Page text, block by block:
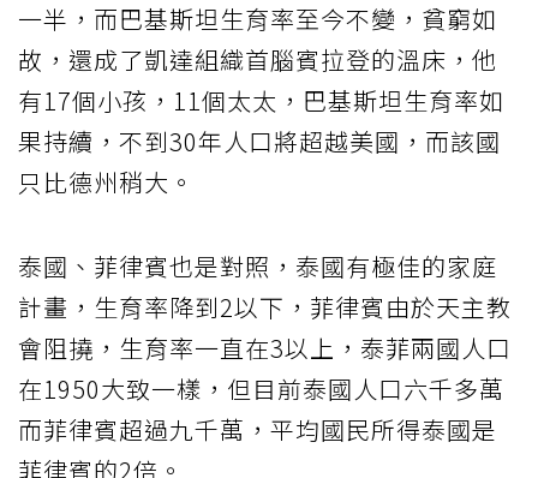
一半，而巴基斯坦生育率至今不變，貧窮如
故，還成了凱達組織首腦賓拉登的溫床，他
有17個小孩，11個太太，巴基斯坦生育率如
果持續，不到30年人口將超越美國，而該國
只比德州稍大。
泰國、菲律賓也是對照，泰國有極佳的家庭
計畫，生育率降到2以下，菲律賓由於天主教
會阻撓，生育率一直在3以上，泰菲兩國人口
在1950大致一樣，但目前泰國人口六千多萬
而菲律賓超過九千萬，平均國民所得泰國是
菲律賓的2倍。